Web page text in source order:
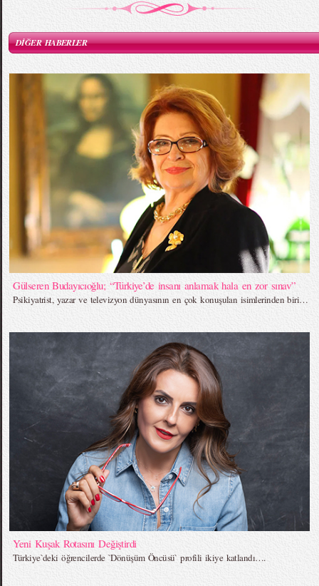
DİĞER HABERLER
Gülseren Budayıcıoğlu; “Türkiye’de insanı anlamak hala en zor sınav”
Psikiyatrist, yazar ve televizyon dünyasının en çok konuşulan isimlerinden biri…
Yeni Kuşak Rotasını Değiştirdi
Türkiye`deki öğrencilerde `Dönüşüm Öncüsü` profili ikiye katlandı….